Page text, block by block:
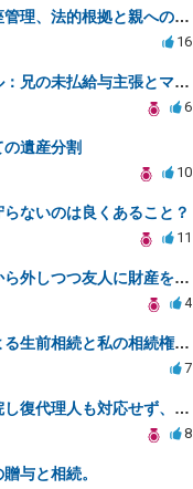
成人後の口座管理、法的根拠と親への説得方法
16
相続トラブル：兄の未払給与主張とマンション贈与問題
6
遺産分割
10
ないのは良くあること？
11
子供を相続から外しつつ友人に財産を譲る方法の法的有効性は？
4
実家売却による生前相続と私の相続権について教えてください
7
弁護士が入院し復代理人も対応せず、着手金の返金は可能か？
8
与と相続。